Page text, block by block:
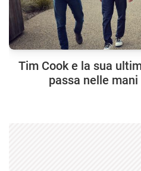
Tim Cook e la sua
passa nelle